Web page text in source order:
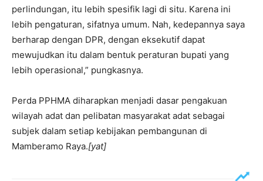
perlindungan, itu lebih spesifik lagi di situ. Karena ini
lebih pengaturan, sifatnya umum. Nah, kedepannya saya
berharap dengan DPR, dengan eksekutif dapat
mewujudkan itu dalam bentuk peraturan bupati yang
lebih operasional,” pungkasnya.
Perda PPHMA diharapkan menjadi dasar pengakuan
wilayah adat dan pelibatan masyarakat adat sebagai
subjek dalam setiap kebijakan pembangunan di
Mamberamo Raya.[yat]